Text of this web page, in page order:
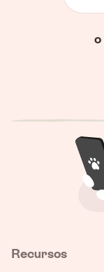
o
Recursos